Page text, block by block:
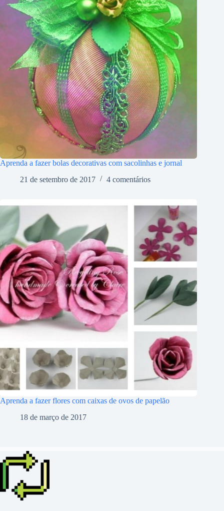
Aprenda a fazer bolas decorativas com sacolinhas e jornal
21 de setembro de 2017
4 comentários
Aprenda a fazer flores com caixas de ovos de papelão
18 de março de 2017